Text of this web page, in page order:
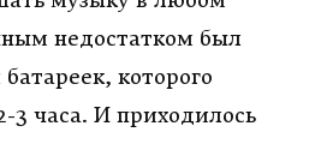
недостатком был
которого
3 часа. И приходилось